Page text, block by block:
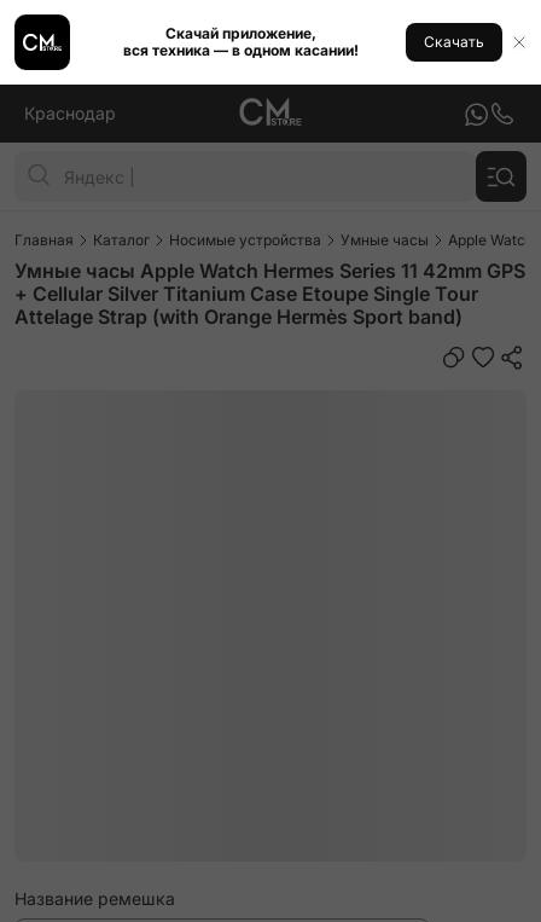
Скачай приложение,
вся техника — в одном касании!
Скачать
Краснодар
Главная Каталог Носимые устройства Умные часы Apple Watch
Умные часы Apple Watch Hermes Series 11 42mm GPS
+ Cellular Silver Titanium Case Etoupe Single Tour
Attelage Strap (with Orange Hermès Sport band)
Название ремешка